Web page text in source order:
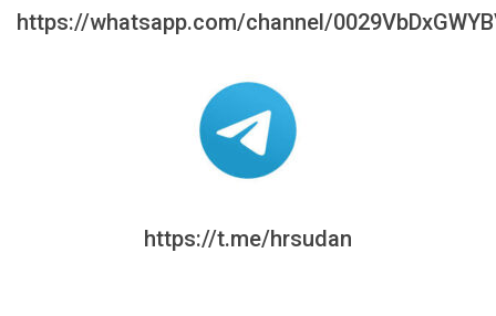
https://whatsapp.com/channel/
https://t.me/hrsudan